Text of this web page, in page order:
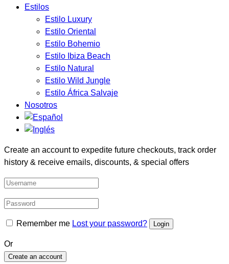
Estilos
Estilo Luxury
Estilo Oriental
Estilo Bohemio
Estilo Ibiza Beach
Estilo Natural
Estilo Wild Jungle
Estilo África Salvaje
Nosotros
Create an account to expedite future checkouts, track order
history & receive emails, discounts, & special offers
Remember me Lost your password?
Or
Create an account